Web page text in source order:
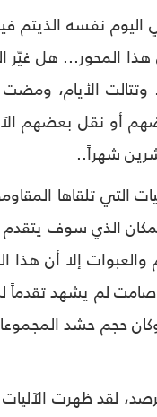
نفسه الذيتم فيه
المحور... هل غيّر
وتتالت الأيام،
أو نقل بعضهم
شهراً..
التي تلقاها
الذي سوف يتقدم
والعبوات إلا أن هذا
لم يشهد تقدماً
حجم حشد
لقد ظهرت